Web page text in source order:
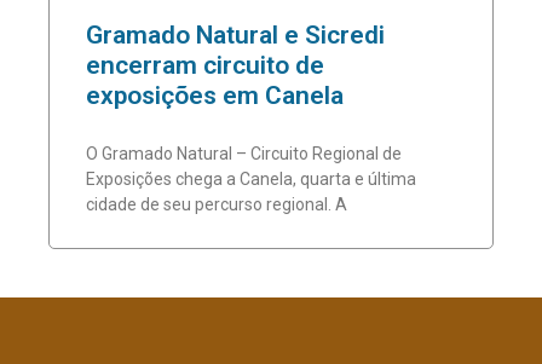
Gramado Natural e Sicredi
encerram circuito de
exposições em Canela
O Gramado Natural – Circuito Regional de
Exposições chega a Canela, quarta e última
cidade de seu percurso regional. A